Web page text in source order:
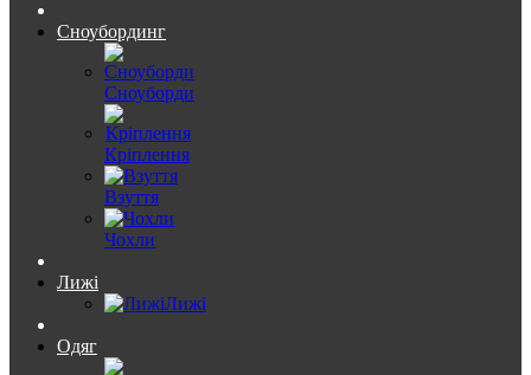
Сноубординг
Сноуборди
Кріплення
Взуття
Чохли
Лижі
Лижі
Одяг